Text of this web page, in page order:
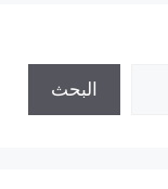
البحث